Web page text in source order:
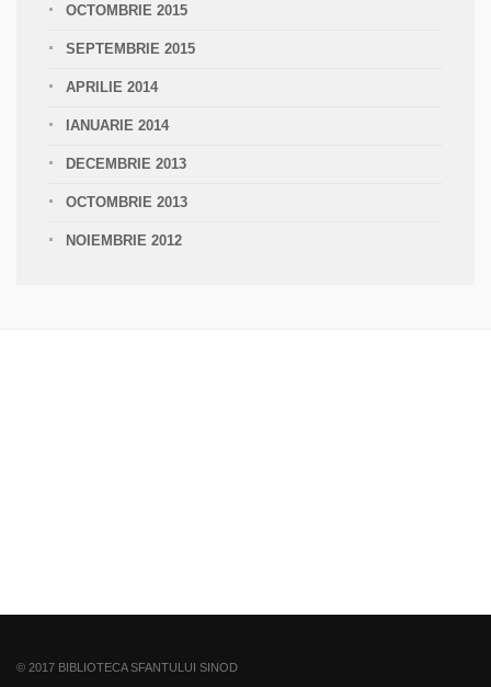
OCTOMBRIE 2015
SEPTEMBRIE 2015
APRILIE 2014
IANUARIE 2014
DECEMBRIE 2013
OCTOMBRIE 2013
NOIEMBRIE 2012
© 2017 BIBLIOTECA SFANTULUI SINOD